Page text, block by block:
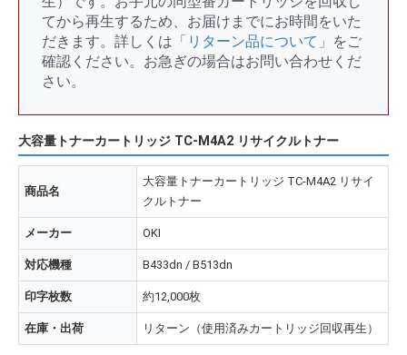
てから再生するため、お届けまでにお時間をいた
だきます。詳しくは 「リターン品について」 をご
確認ください。お急ぎの場合はお問い合わせくだ
さい。
大容量トナーカートリッジ TC-M4A2 リサイクルトナー
商品名
大容量トナーカートリッジ TC-M4A2 リサイ
クルトナー
メーカー OKI
対応機種 B433dn / B513dn
印字枚数 約12,000枚
在庫・出荷 リターン（使用済みカートリッジ回収再生）